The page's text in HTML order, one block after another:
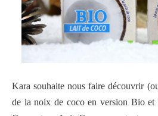
Kara souhaite nous faire découvrir
de la noix de coco en version Bio et